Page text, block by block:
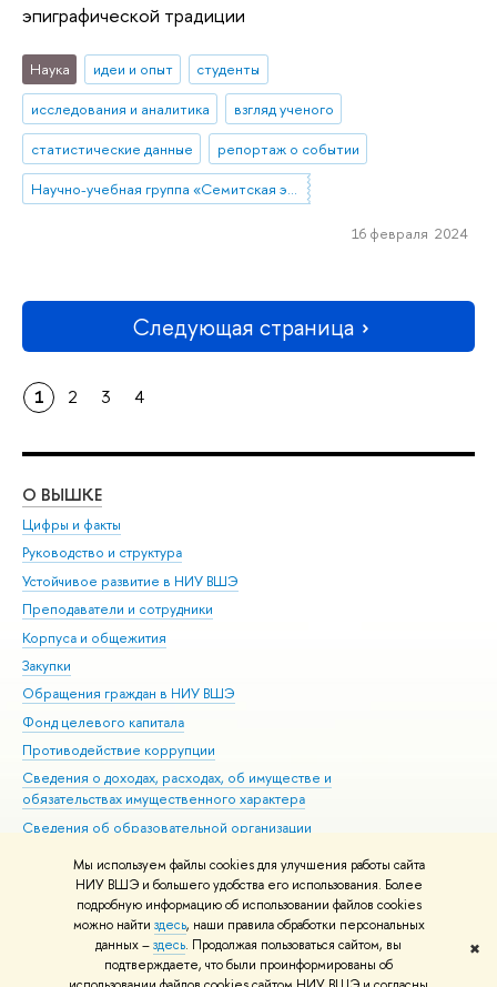
Мы используем файлы cookies для улучшения работы сайта
НИУ ВШЭ и большего удобства его использования. Более
подробную информацию об использовании файлов cookies
можно найти здесь, наши правила обработки персональных
данных –здесь. Продолжая пользоваться сайтом, вы
подтверждаете, что были проинформированы об
✖
эпиграфической традиции
Наука идеи и опыт
студенты
исследования и аналитика
взгляд ученого
статистические данные
репортаж о событии
Научно-учебная группа «Семитская эпиграфика в цифровую эпоху»
16 февраля 2024
Следующая страница
1 2 3 4
О ВЫШКЕ
Цифры и факты
Руководство и структура
Устойчивое развитие в НИУ ВШЭ
Преподаватели и сотрудники
Корпуса и общежития
Закупки
Обращения граждан в НИУ ВШЭ
Фонд целевого капитала
Противодействие коррупции
Сведения о доходах, расходах, об имуществе и
обязательствах имущественного характера
Сведения об образовательной организации
Людям с ограниченными возможностями здоровья
Единая платежная страница
Работа в Вышке